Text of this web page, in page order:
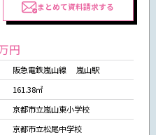
まとめて資料請求する
円
阪急電鉄嵐山線 嵐山駅
161.38㎡
京都市立嵐山東小学校
京都市立松尾中学校